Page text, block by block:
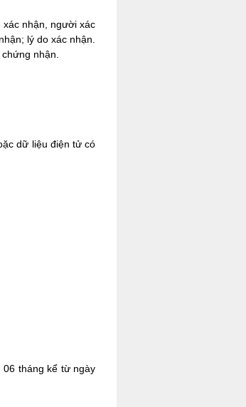
nhận, người xác
lý do xác nhận.
nhận.
dữ liệu điện tử có
tháng kể từ ngày